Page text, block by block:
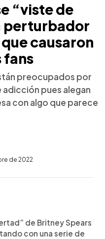
“viste de
perturbador
causaron
fans
preocupados por
pues alegan
con algo que parece
de 2022
de Britney Spears
con una serie de